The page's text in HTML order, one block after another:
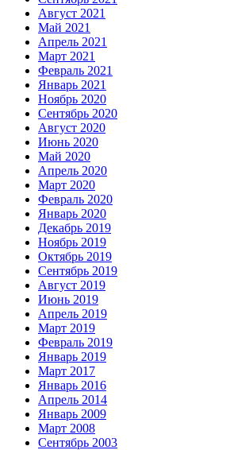
Август 2021
Май 2021
Апрель 2021
Март 2021
Февраль 2021
Январь 2021
Ноябрь 2020
Сентябрь 2020
Август 2020
Июнь 2020
Май 2020
Апрель 2020
Март 2020
Февраль 2020
Январь 2020
Декабрь 2019
Ноябрь 2019
Октябрь 2019
Сентябрь 2019
Август 2019
Июнь 2019
Апрель 2019
Март 2019
Февраль 2019
Январь 2019
Март 2017
Январь 2016
Апрель 2014
Январь 2009
Март 2008
Сентябрь 2003